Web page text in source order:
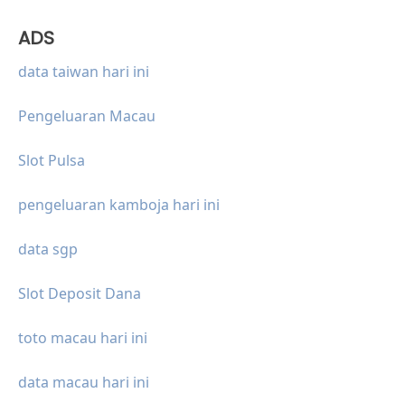
ADS
data taiwan hari ini
Pengeluaran Macau
Slot Pulsa
pengeluaran kamboja hari ini
data sgp
Slot Deposit Dana
toto macau hari ini
data macau hari ini